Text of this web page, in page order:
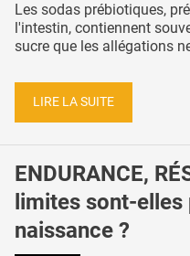
Les sodas prébiotiques,
l'intestin, contiennent
sucre que les allégations
LIRE LA SUITE
ENDURANCE,
limites sont-elles
naissance ?